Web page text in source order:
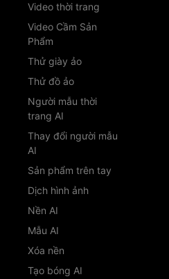
Video thời trang
Video Cầm Sản
Phẩm
Thử giày ảo
Thử đồ ảo
Người mẫu thời
trang AI
Thay đổi người mẫu
AI
Sản phẩm trên tay
Dịch hình ảnh
Nền AI
Mẫu AI
Xóa nền
Tạo bóng AI